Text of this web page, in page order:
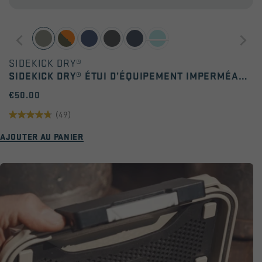
SIDEKICK DRY®
SIDEKICK DRY® ÉTUI D’ÉQUIPEMENT IMPERMÉABLE 1 L
€50.00
(49)
sur
AJOUTER AU PANIER